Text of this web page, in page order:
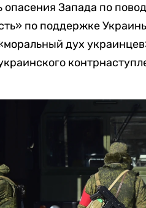
опасения Запада по
по поддержке
дух